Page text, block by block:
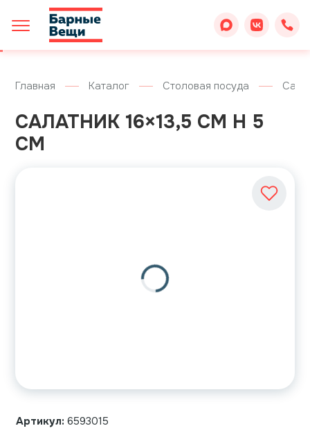
Главная Каталог Столовая посуда
САЛАТНИК 16×13,5 СМ H 5
СМ
Артикул: 6593015